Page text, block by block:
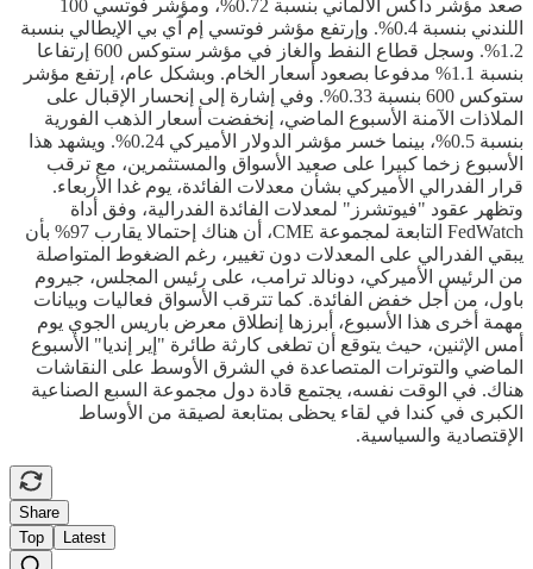
صعد مؤشر داكس الألماني بنسبة 0.72%، ومؤشر فوتسي 100
اللندني بنسبة 0.4%. وإرتفع مؤشر فوتسي إم آي بي الإيطالي بنسبة
1.2%. وسجل قطاع النفط والغاز في مؤشر ستوكس 600 إرتفاعا
بنسبة 1.1% مدفوعا بصعود أسعار الخام. وبشكل عام، إرتفع مؤشر
ستوكس 600 بنسبة 0.33%. وفي إشارة إلى إنحسار الإقبال على
الملاذات الآمنة الأسبوع الماضي، إنخفضت أسعار الذهب الفورية
بنسبة 0.5%، بينما خسر مؤشر الدولار الأميركي 0.24%. ويشهد هذا
الأسبوع زخما كبيرا على صعيد الأسواق والمستثمرين، مع ترقب
قرار الفدرالي الأميركي بشأن معدلات الفائدة، يوم غدا الأربعاء.
وتظهر عقود "فيوتشرز" لمعدلات الفائدة الفدرالية، وفق أداة
FedWatch التابعة لمجموعة CME، أن هناك إحتمالا يقارب 97% بأن
يبقي الفدرالي على المعدلات دون تغيير، رغم الضغوط المتواصلة
من الرئيس الأميركي، دونالد ترامب، على رئيس المجلس، جيروم
باول، من أجل خفض الفائدة. كما تترقب الأسواق فعاليات وبيانات
مهمة أخرى هذا الأسبوع، أبرزها إنطلاق معرض باريس الجوي يوم
أمس الإثنين، حيث يتوقع أن تطغى كارثة طائرة "إير إنديا" الأسبوع
الماضي والتوترات المتصاعدة في الشرق الأوسط على النقاشات
هناك. في الوقت نفسه، يجتمع قادة دول مجموعة السبع الصناعية
الكبرى في كندا في لقاء يحظى بمتابعة لصيقة من الأوساط
الإقتصادية والسياسية.
Share
Top
Latest